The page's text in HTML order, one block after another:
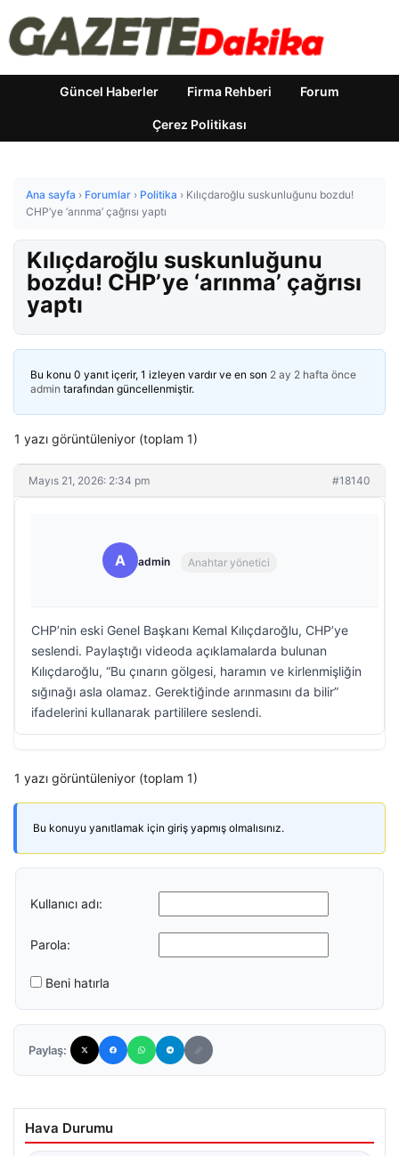
Güncel Haberler Firma Rehberi Forum
Çerez Politikası
Ana sayfa › Forumlar › Politika › Kılıçdaroğlu suskunluğunu bozdu!
CHP’ye ‘arınma’ çağrısı yaptı
Kılıçdaroğlu suskunluğunu
bozdu! CHP’ye ‘arınma’ çağrısı
yaptı
Bu konu 0 yanıt içerir, 1 izleyen vardır ve en son 2 ay 2 hafta önce
admin tarafından güncellenmiştir.
1 yazı görüntüleniyor (toplam 1)
Mayıs 21, 2026: 2:34 pm #18140
A admin Anahtar yönetici
CHP’nin eski Genel Başkanı Kemal Kılıçdaroğlu, CHP’ye
seslendi. Paylaştığı videoda açıklamalarda bulunan
Kılıçdaroğlu, “Bu çınarın gölgesi, haramın ve kirlenmişliğin
sığınağı asla olamaz. Gerektiğinde arınmasını da bilir”
ifadelerini kullanarak partililere seslendi.
1 yazı görüntüleniyor (toplam 1)
Bu konuyu yanıtlamak için giriş yapmış olmalısınız.
Kullanıcı adı:
Parola:
Beni hatırla
Paylaş:
Hava Durumu